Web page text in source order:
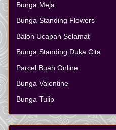
Bunga Meja
Bunga Standing Flowers
Balon Ucapan Selamat
Bunga Standing Duka Cita
Parcel Buah Online
Bunga Valentine
Bunga Tulip